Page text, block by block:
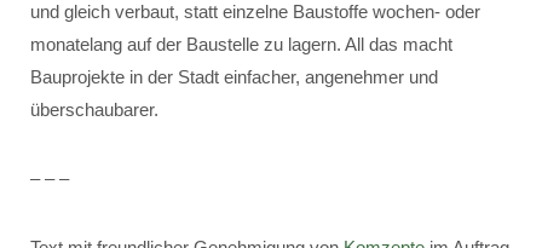
und gleich verbaut, statt einzelne Baustoffe wochen- oder
monatelang auf der Baustelle zu lagern. All das macht
Bauprojekte in der Stadt einfacher, angenehmer und
überschaubarer.
– – –